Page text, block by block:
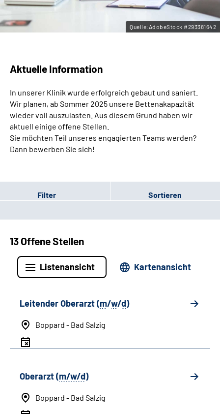
Quelle:AdobeStock #293381642
Aktuelle Information
In unserer Klinik wurde erfolgreich gebaut und saniert.
Wir planen, ab Sommer 2025 unsere Bettenakapazität
wieder voll auszulasten. Aus diesem Grund haben wir
aktuell einige offene Stellen.
Sie möchten Teil unseres engagierten Teams werden?
Dann bewerben Sie sich!
Filter Sortieren
13 Offene Stellen
Listenansicht Kartenansicht
Leitender Oberarzt (m/w/d)
Boppard - Bad Salzig
Oberarzt (m/w/d)
Boppard - Bad Salzig